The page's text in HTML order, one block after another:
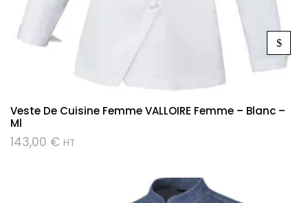
Veste De Cuisine Femme VALLOIRE Femme – Blanc –
Ml
143,00 € HT